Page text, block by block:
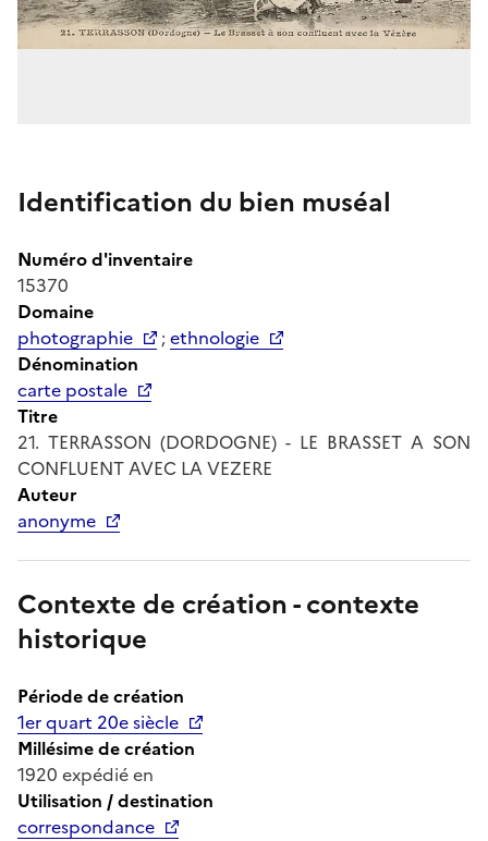
Identification du bien muséal
Numéro d'inventaire
15370
Domaine
photographie
;ethnologie
Dénomination
carte postale
Titre
21. TERRASSON (DORDOGNE) - LE BRASSET A SON
CONFLUENT AVEC LA VEZERE
Auteur
anonyme
Contexte de création - contexte
historique
Période de création
1er quart 20e siècle
Millésime de création
1920 expédié en
Utilisation / destination
correspondance